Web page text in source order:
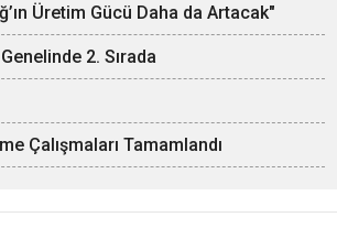
Üretim Gücü Daha da Artacak"
2. Sırada
Çalışmaları Tamamlandı